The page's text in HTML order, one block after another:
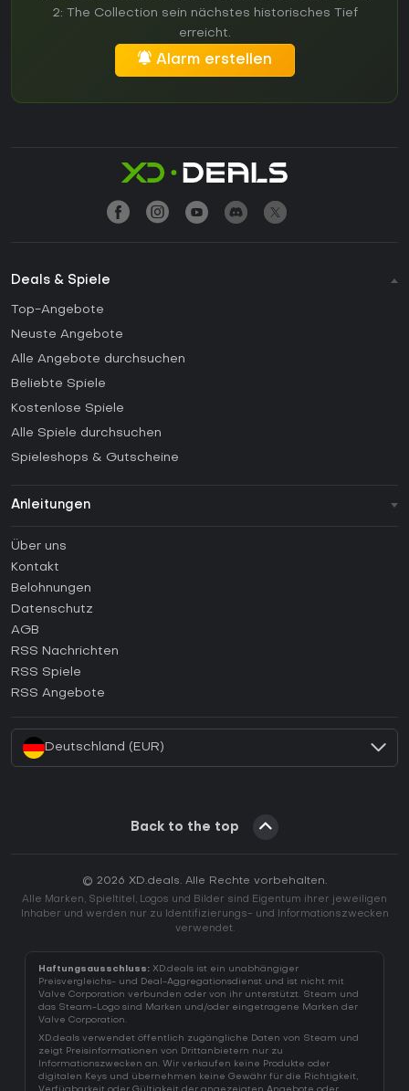
2: The Collection sein nächstes historisches Tief
erreicht.
Alarm erstellen
Deals & Spiele
Top-Angebote
Neuste Angebote
Alle Angebote durchsuchen
Beliebte Spiele
Kostenlose Spiele
Alle Spiele durchsuchen
Spieleshops & Gutscheine
Anleitungen
Anleitungen
Wie aktiviert man einen Steam CD Key?
Wie aktiviert man einen Epic Games CD Key?
Wie aktiviert man einen GOG CD Key?
Wie aktiviert man einen Ubisoft Connect CD Key?
Wie aktiviert man einen EA App CD Key?
Über uns
Kontakt
Belohnungen
Datenschutz
AGB
RSS Nachrichten
RSS Spiele
RSS Angebote
Deutschland (EUR)
Back to the top
© 2026 XD.deals. Alle Rechte vorbehalten.
Alle Marken, Spieltitel, Logos und Bilder sind Eigentum ihrer jeweiligen
Inhaber und werden nur zu Identifizierungs- und Informationszwecken
verwendet.
Haftungsausschluss: XD.deals ist ein unabhängiger
Preisvergleichs- und Deal-Aggregationsdienst und ist nicht mit
Valve Corporation verbunden oder von ihr unterstützt. Steam und
das Steam-Logo sind Marken und/oder eingetragene Marken der
Valve Corporation.
XD.deals verwendet öffentlich zugängliche Daten von Steam und
zeigt Preisinformationen von Drittanbietern nur zu
Informationszwecken an. Wir verkaufen keine Produkte oder
digitalen Keys und übernehmen keine Gewähr für die Richtigkeit,